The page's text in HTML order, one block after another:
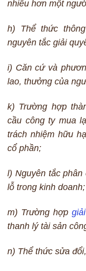
nhiều hơn một
h) Thể thức
nguyên tắc giải
i) Căn cứ và
lao, thưởng của
k) Trường hợp
cầu công ty mua
trách nhiệm hữu
cổ phần;
l) Nguyên tắc
lỗ trong kinh doanh;
m) Trường hợp
thanh lý tài sản
n) Thể thức sửa